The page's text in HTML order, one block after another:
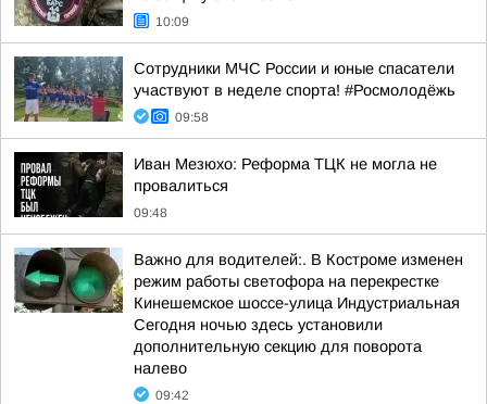
10:09
Сотрудники МЧС России и юные спасатели
участвуют в неделе спорта! #Росмолодёжь
09:58
Иван Мезюхо: Реформа ТЦК не могла не
провалиться
09:48
Важно для водителей:. В Костроме изменен
режим работы светофора на перекрестке
Кинешемское шоссе-улица Индустриальная
Сегодня ночью здесь установили
дополнительную секцию для поворота
налево
09:42